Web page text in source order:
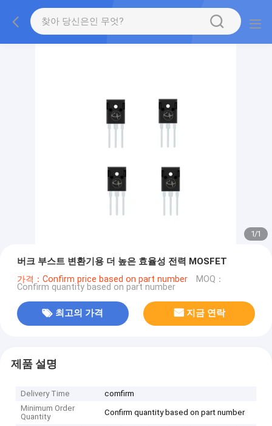
1/1
버크 부스트 변환기용 더 높은 효율성 전력 MOSFET
가격：Confirm price based on part number MOQ：
Confirm quantity based on part number
최고의 가격 지금 연락
제품 설명
Delivery Time
comfirm
Minimum Order
Quantity
Confirm quantity based on part number